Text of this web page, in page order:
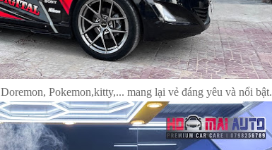
Doremon, Pokemon,kitty,... mang lại vẻ đáng yêu và nổi bật.